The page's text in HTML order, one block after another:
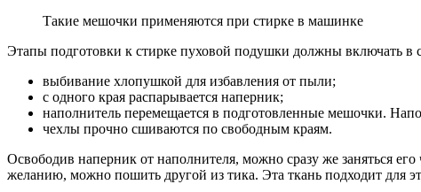
Такие мешочки применяются при стирке в машинке
Этапы подготовки к стирке пуховой подушки должны включать в
выбивание хлопушкой для избавления от пыли;
с одного края распарывается наперник;
наполнитель перемещается в подготовленные мешочки.
чехлы прочно сшиваются по свободным краям.
Освободив наперник от наполнителя, можно сразу же заняться
желанию, можно пошить другой из тика. Эта ткань подходит для